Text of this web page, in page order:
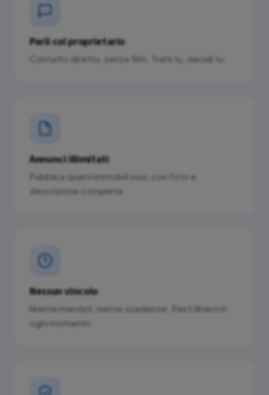
Parli col proprietario
Contatto diretto, senza filtri. Tratti tu, decidi tu.
Annunci illimitati
Pubblica quanti immobili vuoi, con foto e
descrizione complete.
Nessun vincolo
Niente mandati, niente scadenze. Resti libero in
ogni momento.